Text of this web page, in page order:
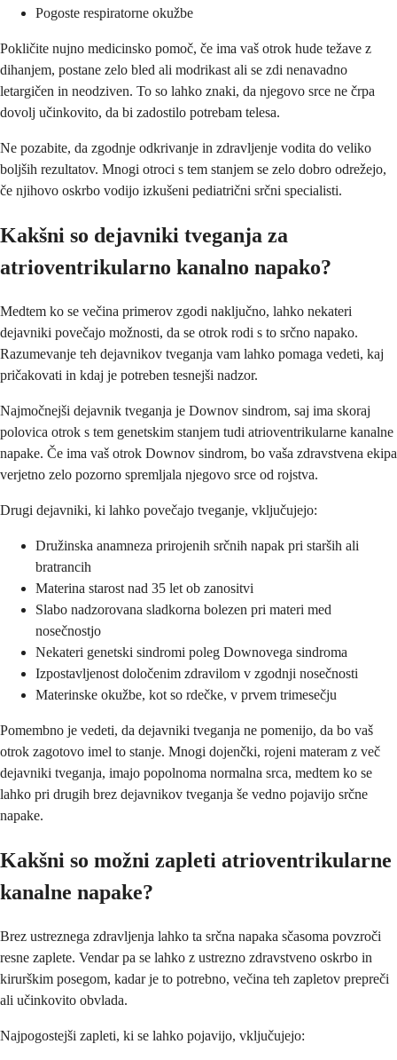
Pogoste respiratorne okužbe
Pokličite nujno medicinsko pomoč, če ima vaš otrok hude težave z
dihanjem, postane zelo bled ali modrikast ali se zdi nenavadno
letargičen in neodziven. To so lahko znaki, da njegovo srce ne črpa
dovolj učinkovito, da bi zadostilo potrebam telesa.
Ne pozabite, da zgodnje odkrivanje in zdravljenje vodita do veliko
boljših rezultatov. Mnogi otroci s tem stanjem se zelo dobro odrežejo,
če njihovo oskrbo vodijo izkušeni pediatrični srčni specialisti.
Kakšni so dejavniki tveganja za
atrioventrikularno kanalno napako?
Medtem ko se večina primerov zgodi naključno, lahko nekateri
dejavniki povečajo možnosti, da se otrok rodi s to srčno napako.
Razumevanje teh dejavnikov tveganja vam lahko pomaga vedeti, kaj
pričakovati in kdaj je potreben tesnejši nadzor.
Najmočnejši dejavnik tveganja je Downov sindrom, saj ima skoraj
polovica otrok s tem genetskim stanjem tudi atrioventrikularne kanalne
napake. Če ima vaš otrok Downov sindrom, bo vaša zdravstvena ekipa
verjetno zelo pozorno spremljala njegovo srce od rojstva.
Drugi dejavniki, ki lahko povečajo tveganje, vključujejo:
Družinska anamneza prirojenih srčnih napak pri starših ali
bratrancih
Materina starost nad 35 let ob zanositvi
Slabo nadzorovana sladkorna bolezen pri materi med
nosečnostjo
Nekateri genetski sindromi poleg Downovega sindroma
Izpostavljenost določenim zdravilom v zgodnji nosečnosti
Materinske okužbe, kot so rdečke, v prvem trimesečju
Pomembno je vedeti, da dejavniki tveganja ne pomenijo, da bo vaš
otrok zagotovo imel to stanje. Mnogi dojenčki, rojeni materam z več
dejavniki tveganja, imajo popolnoma normalna srca, medtem ko se
lahko pri drugih brez dejavnikov tveganja še vedno pojavijo srčne
napake.
Kakšni so možni zapleti atrioventrikularne
kanalne napake?
Brez ustreznega zdravljenja lahko ta srčna napaka sčasoma povzroči
resne zaplete. Vendar pa se lahko z ustrezno zdravstveno oskrbo in
kirurškim posegom, kadar je to potrebno, večina teh zapletov prepreči
ali učinkovito obvlada.
Najpogostejši zapleti, ki se lahko pojavijo, vključujejo: